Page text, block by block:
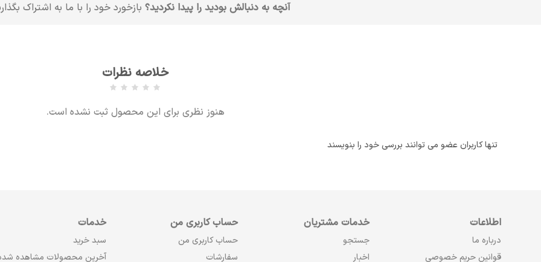
آنچه به دنبالش بودید را پیدا نکردید؟ بازخورد خود را با ما به اشتراک
خلاصه نظرات
هنوز نظری برای این محصول ثبت نشده است.
تنها کاربران عضو می توانند بررسی خود را بنویسند
اطلاعات
درباره ما
قوانین حریم خصوصی
خدمات مشتریان
جستجو
اخبار
حساب کاربری من
حساب کاربری من
سفارشات
خدمات
سبد خرید
آخرین محصولات مشاهده